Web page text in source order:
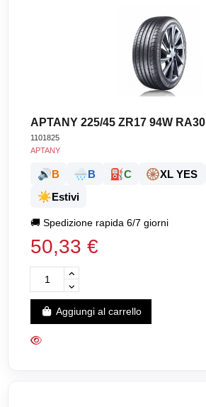
APTANY 225/45 ZR17 94W
1101825
APTANY
🔊B 🌧️B ⛽C 🛞XL YES
☀️Estivi
🚚Spedizione rapida 6/7 giorni
50,33 €
Aggiungi al carrello